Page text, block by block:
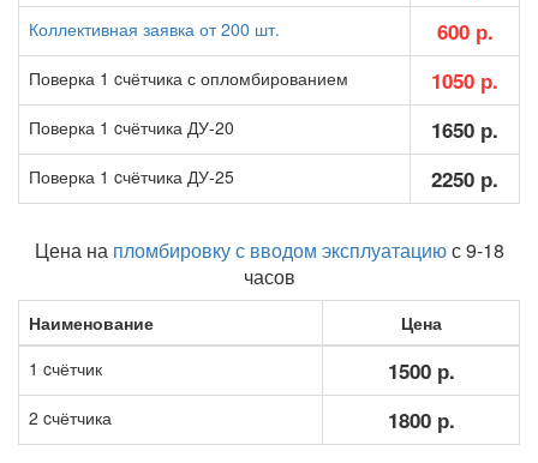
Коллективная заявка от 200 шт. 600 р.
Поверка 1 cчётчика с опломбированием 1050 р.
Поверка 1 cчётчика ДУ-20 1650 р.
Поверка 1 cчётчика ДУ-25 2250 р.
Цена на пломбировку с вводом эксплуатациюс 9-18
часов
Наименование
Цена
1 cчётчик
1500 р.
2 cчётчика 1800 р.